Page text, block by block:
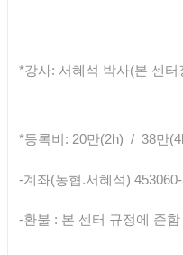
*강사: 서혜석 박사(본 센
*등록비: 20만(2h) / 38만
-계좌(농협.서혜석)
-환불 : 본 센터 규정에 준함